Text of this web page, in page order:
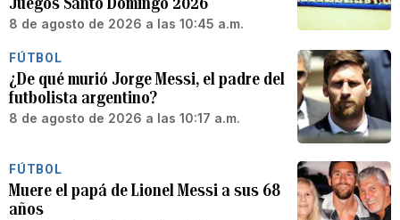
8 de agosto de 2026 a las 10:45 a.m.
FÚTBOL
¿De qué murió Jorge Messi, el padre del
futbolista argentino?
8 de agosto de 2026 a las 10:17 a.m.
FÚTBOL
Muere el papá de Lionel Messi a sus 68
años